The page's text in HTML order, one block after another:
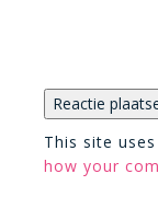
This site
how your